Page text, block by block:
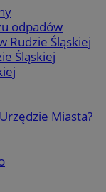
odpadów
Rudzie Śląskiej
Śląskiej
Miasta?